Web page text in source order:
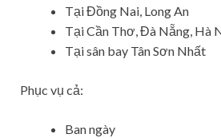
Tại Đồng Nai, Long An
Tại Cần Thơ, Đà Nẵng, Hà
Tại sân bay Tân Sơn Nhất
Phục vụ cả:
Ban ngày